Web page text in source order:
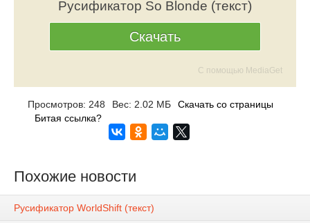
Русификатор So Blonde (текст)
Скачать
С помощью MediaGet
Просмотров: 248 Вес: 2.02 МБ
Скачать со страницы
Битая ссылка?
Похожие новости
Русификатор WorldShift (текст)